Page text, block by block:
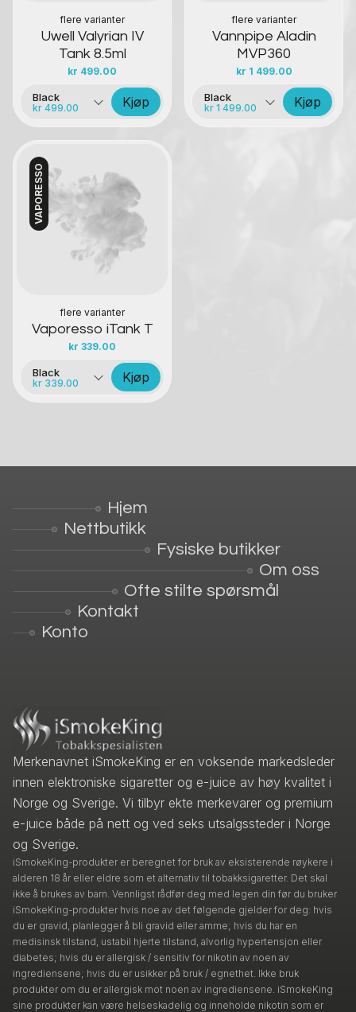
flere varianter
Uwell Valyrian IV
Tank 8.5ml
kr 499.00
Black
kr 499.00 Kjøp
flere varianter
Vannpipe Aladin
MVP360
kr 1 499.00
Black
kr 1 499.00 Kjøp
VAPORESSO
flere varianter
Vaporesso iTank T
kr 339.00
Kontakt oss
Black
kr 339.00 Kjøp
Hjem
Nettbutikk
Fysiske butikker
Om oss
Ofte stilte spørsmål
Kontakt
Konto
Merkenavnet iSmokeKing er en voksende markedsleder
innen elektroniske sigaretter og e-juice av høy kvalitet i
Norge og Sverige. Vi tilbyr ekte merkevarer og premium
e-juice både på nett og ved seks utsalgssteder i Norge
og Sverige.
iSmokeKing-produkter er beregnet for bruk av eksisterende røykere i
alderen 18 år eller eldre som et alternativ til tobakksigaretter. Det skal
ikke å brukes av barn. Vennligst rådfør deg med legen din før du bruker
iSmokeKing-produkter hvis noe av det følgende gjelder for deg: hvis
du er gravid, planlegger å bli gravid eller amme; hvis du har en
medisinsk tilstand, ustabil hjerte tilstand, alvorlig hypertensjon eller
diabetes; hvis du er allergisk / sensitiv for nikotin av noen av
ingrediensene; hvis du er usikker på bruk / egnethet. Ikke bruk
produkter om du er allergisk mot noen av ingrediensene. iSmokeKing
sine produkter kan være helseskadelig og inneholde nikotin som er